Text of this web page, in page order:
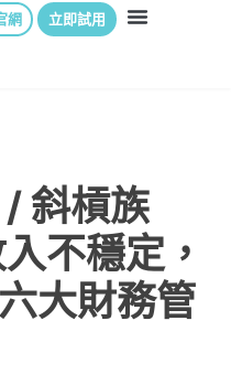
網 立即試用
/ 斜槓族
不穩定，
大財務管